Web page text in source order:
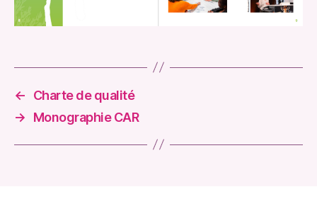
←
Charte de qualité
→
Monographie CAR